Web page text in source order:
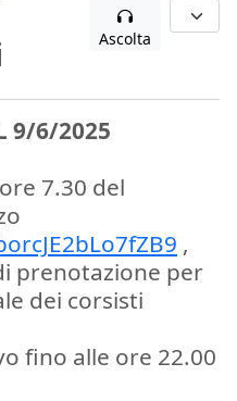
Ascolta
9/6/2025
7.30 del
,
prenotazione per
dei corsisti
fino alle ore 22.00